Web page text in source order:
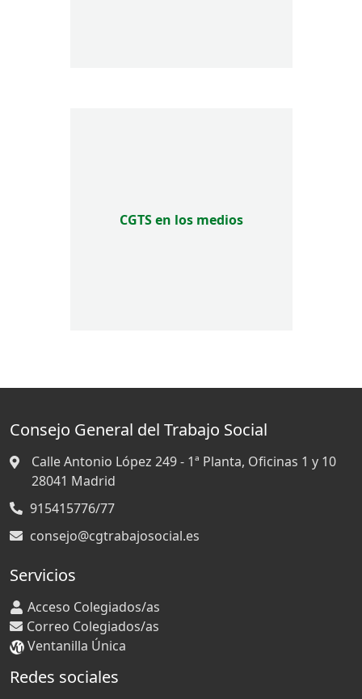
CGTS en los medios
Consejo General del Trabajo Social
Calle Antonio López 249 - 1ª Planta, Oficinas 1 y 10
28041 Madrid
915415776/77
consejo@cgtrabajosocial.es
Servicios
Acceso Colegiados/as
Correo Colegiados/as
Ventanilla Única
Redes sociales